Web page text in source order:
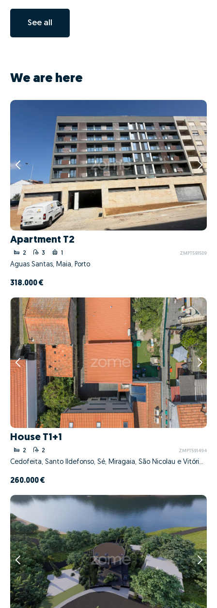
See all
We are here
Apartment T2
2 3 1 ZMPT591509
Águas Santas, Maia, Porto
318.000 €
House T1+1
2 2 ZMPT591494
Cedofeita, Santo Ildefonso, Sé, Miragaia, São Nicolau e Vitória, Porto, Porto
260.000 €